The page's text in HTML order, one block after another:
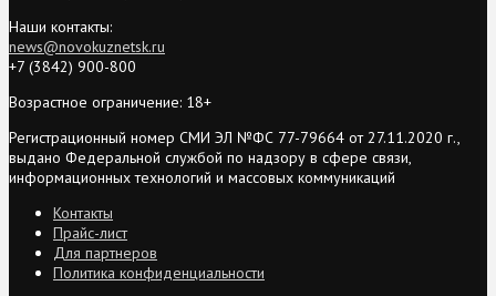
Наши контакты:
news@novokuznetsk.ru
+7 (3842) 900-800
Возрастное ограничение: 18+
Регистрационный номер СМИ ЭЛ №ФС 77-79664 от 27.11.2020 г.,
выдано Федеральной службой по надзору в сфере связи,
информационных технологий и массовых коммуникаций
Контакты
Прайс-лист
Для партнеров
Политика конфиденциальности